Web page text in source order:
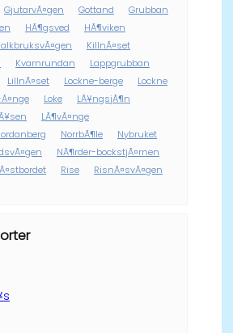
GjutarvÃ¤gen Gottand
Grubban
HÃ¶gsved
HÃ¶viken
KillnÃ¤set
Kvarnrundan
Lappgrubban
LillnÃ¤set Lockne-berge
Lockne
Loke
LÃ¥ngsjÃ¶n
LÃ¶vÃ¤nge
NorrbÃ¶le
Nybruket
NÃ¶rder-bockstjÃ¤rnen
Rise
RisnÃ¤svÃ¤gen